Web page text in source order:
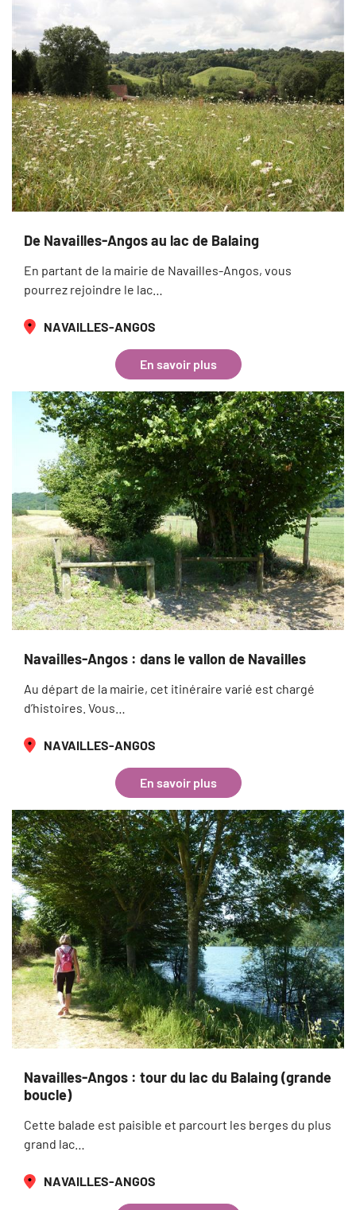
De Navailles-Angos au lac de Balaing
En partant de la mairie de Navailles-Angos, vous
pourrez rejoindre le lac…
NAVAILLES-ANGOS
En savoir plus
Navailles-Angos : dans le vallon de Navailles
Au départ de la mairie, cet itinéraire varié est chargé
d’histoires. Vous…
NAVAILLES-ANGOS
En savoir plus
Navailles-Angos : tour du lac du Balaing (grande
boucle)
Cette balade est paisible et parcourt les berges du plus
grand lac…
NAVAILLES-ANGOS